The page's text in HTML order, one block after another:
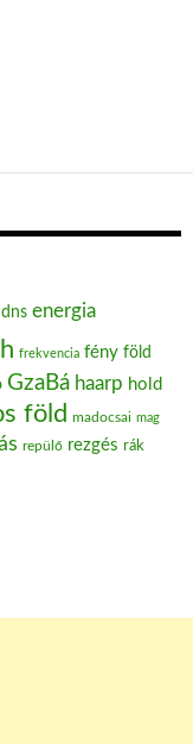
dns energia
frekvencia fény föld
GzaBá haarp hold
föld madocsai mag
repülő rezgés rák